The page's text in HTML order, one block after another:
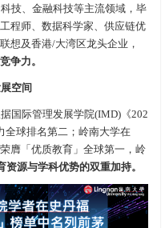
技、金融科技等主流领域，毕
程师、数据科学家、供应链优
想及香港/大湾区龙头企业，
争力。
空间
国际管理发展学院(IMD)《202
全球排名第二；岭南大学在
膺「优质教育」全球第一，岭
资源与学科优势的双重加持。